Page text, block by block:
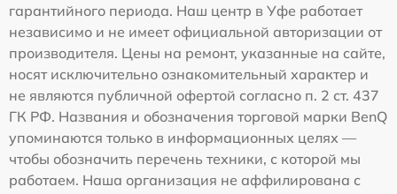
гарантийного периода. Наш центр в Уфе работает
независимо и не имеет официальной авторизации от
производителя. Цены на ремонт, указанные на сайте,
носят исключительно ознакомительный характер и
не являются публичной офертой согласно п. 2 ст. 437
ГК РФ. Названия и обозначения торговой марки BenQ
упоминаются только в информационных целях —
чтобы обозначить перечень техники, с которой мы
работаем. Наша организация не аффилирована с